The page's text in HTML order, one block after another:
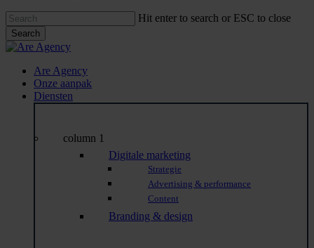
Hit enter to search or ESC to close
Search
Close
Menu
Are Agency
Onze aanpak
Diensten
column 1
Digitale marketing
Strategie
Advertising & performance
Content
Branding & design